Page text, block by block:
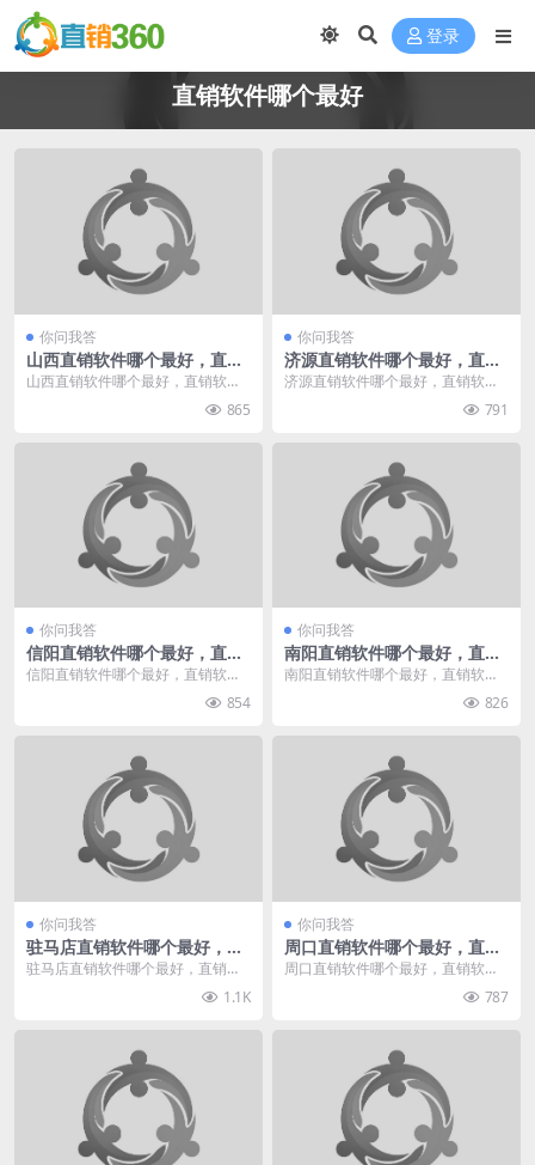
登录
直销软件哪个最好
你问我答
山西直销软件哪个最好，直销
软件有哪些
山西直销软件哪个最好，直销软件
865
你问我答
济源直销软件哪个最好，直销
软件有哪些
济源直销软件哪个最好，直销软件
791
你问我答
信阳直销软件哪个最好，直销
软件有哪些
信阳直销软件哪个最好，直销软件
854
你问我答
南阳直销软件哪个最好，直销
软件有哪些
南阳直销软件哪个最好，直销软件
826
你问我答
驻马店直销软件哪个最好，直
销软件有哪些
驻马店直销软件哪个最好，直销软
1.1K
你问我答
周口直销软件哪个最好，直销
软件有哪些
周口直销软件哪个最好，直销软件
787